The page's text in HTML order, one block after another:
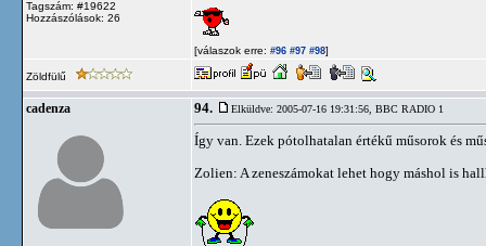
Tagszám: #19622
Hozzászólások: 26
[válaszok erre: #96 #97 #98]
Zöldfülű
cadenza 94. Elküldve: 2005-07-16 19:31:56, BBC RADIO 1
Így van. Ezek pótolhatalan értékű műsorok és
Zolien: A zeneszámokat lehet hogy máshol is